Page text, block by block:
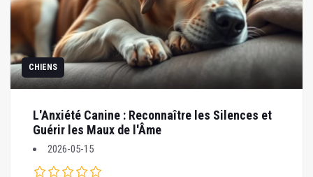
CHIENS
L'Anxiété Canine : Reconnaître les Silences et
Guérir les Maux de l'Âme
2026-05-15